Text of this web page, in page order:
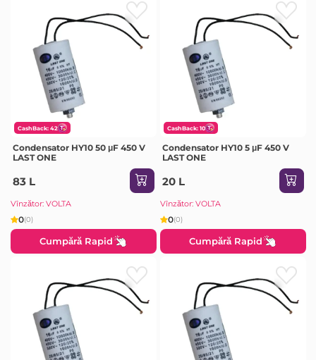
CashBack: 42
Condensator HY10 50 μF 450 V
LAST ONE
83 L
Vînzător: VOLTA
0(0)
Cumpără Rapid
CashBack: 10
Condensator HY10 5 μF 450 V
LAST ONE
20 L
Vînzător: VOLTA
0(0)
Cumpără Rapid